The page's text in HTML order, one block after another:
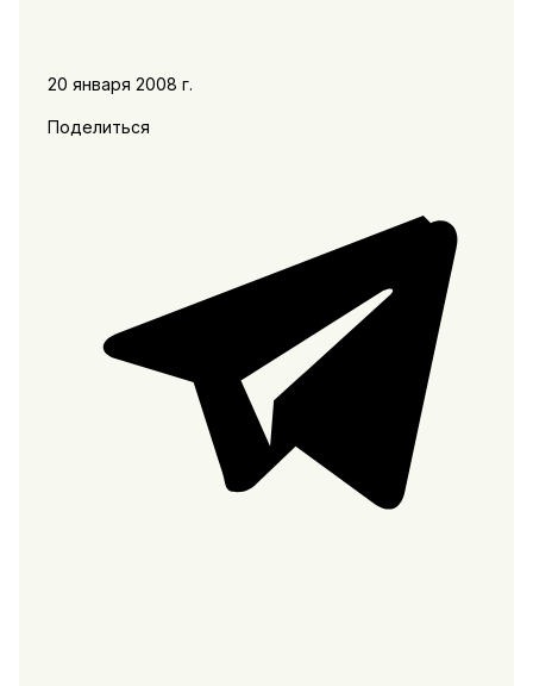
20 января 2008 г.
Поделиться